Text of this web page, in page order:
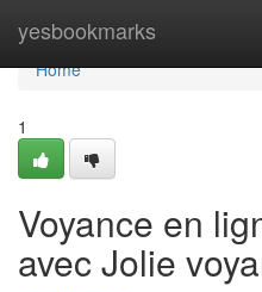
yesbookmarks
Home
Home
1
Voyance en
avec Jolie